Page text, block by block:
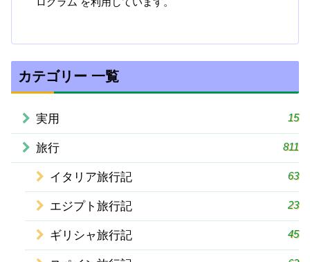
カテゴリー 一覧
実用 15
旅行 811
イタリア旅行記 63
エジプト旅行記 23
ギリシャ旅行記 45